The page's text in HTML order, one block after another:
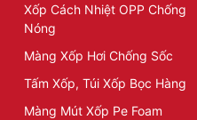
Xốp Cách Nhiệt OPP Chống
Nóng
Màng Xốp Hơi Chống Sốc
Tấm Xốp, Túi Xốp Bọc Hàng
Màng Mút Xốp Pe Foam